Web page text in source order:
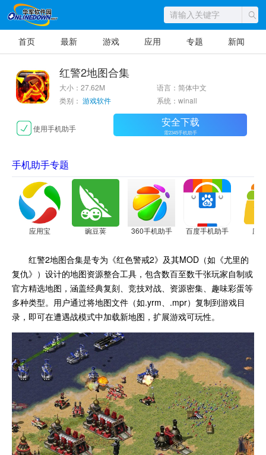
首页 最新 游戏 应用 专题 新闻
红警2地图合集
大小：27.62M
语言：简体中文
类别： 游戏软件 系统：winall
使用手机助手 安全下载
需2345手机助手
手机助手专题
应用宝 豌豆荚 360手机助手 百度手机助手 应
红警2地图合集是专为《红色警戒2》及其MOD（如《尤里的
复仇》）设计的地图资源整合工具，包含数百至数千张玩家自制或
官方精选地图，涵盖经典复刻、竞技对战、资源密集、趣味彩蛋等
多种类型。用户通过将地图文件（如.yrm、.mpr）复制到游戏目
录，即可在遭遇战模式中加载新地图，扩展游戏可玩性。